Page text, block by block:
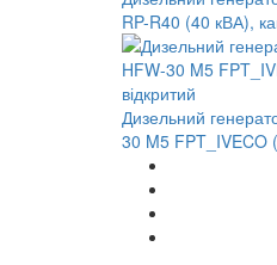
RP-R40 (40 кВА),
Дизельний
30 M5 FPT_IVECO